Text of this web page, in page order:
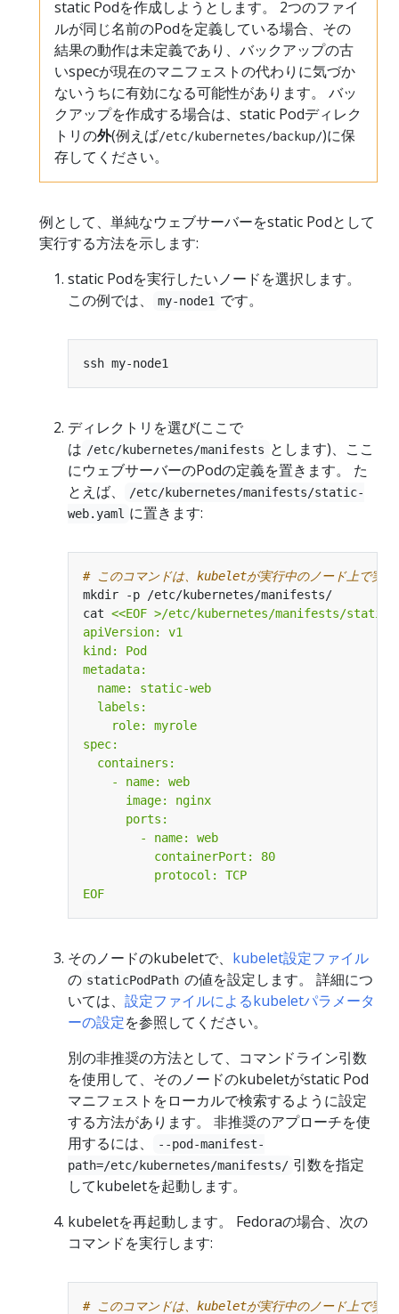
static Podを作成しようとします。 2つのファイ
ルが同じ名前のPodを定義している場合、その
結果の動作は未定義であり、バックアップの古
いspecが現在のマニフェストの代わりに気づか
ないうちに有効になる可能性があります。 バッ
クアップを作成する場合は、static Podディレク
トリの外(例えば/etc/kubernetes/backup/)に保
存してください。
例として、単純なウェブサーバーをstatic Podとして
実行する方法を示します:
static Podを実行したいノードを選択します。
この例では、
my-node1 です。
ディレクトリを選び(ここで
は /etc/kubernetes/manifests とします)、ここ
にウェブサーバーのPodの定義を置きます。 た
とえば、
/etc/kubernetes/manifests/static-
web.yaml に置きます:
# このコマンドは、kubeletが実行中のノード上で実行
cat
EOF
そのノードのkubeletで、 kubelet設定ファイル
の staticPodPath の値を設定します。 詳細につ
いては、 設定ファイルによるkubeletパラメータ
ーの設定を参照してください。
別の非推奨の方法として、コマンドライン引数
を使用して、そのノードのkubeletがstatic Pod
マニフェストをローカルで検索するように設定
する方法があります。 非推奨のアプローチを使
用するには、
--pod-manifest-
path=/etc/kubernetes/manifests/ 引数を指定
してkubeletを起動します。
kubeletを再起動します。 Fedoraの場合、次の
コマンドを実行します:
# このコマンドは、kubeletが実行中のノード上で実行